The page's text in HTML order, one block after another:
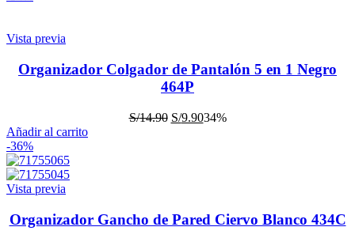
Vista previa
Organizador Colgador de Pantalón 5 en 1 Negro
464P
S/14.90 S/9.9034%
Añadir al carrito
-36%
Vista previa
Organizador Gancho de Pared Ciervo Blanco 434C